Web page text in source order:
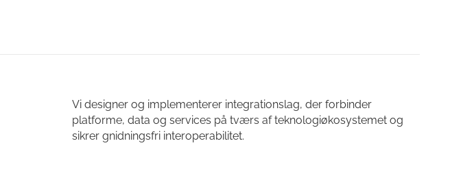
Vi designer og implementerer integrationslag, der forbinder
platforme, data og services på tværs af teknologiøkosystemet og
sikrer gnidningsfri interoperabilitet.